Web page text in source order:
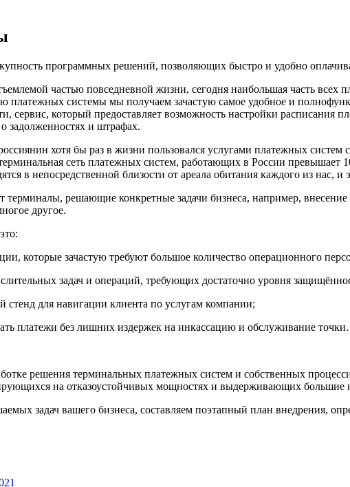
программных решений, позволяющих быстро и удобно
частью повседневной жизни, сегодня наибольшая часть
системы мы получаем зачастую самое удобное и
сервис, который предоставляет возможность настройки
задолженностях и штрафах.
хотя бы раз в жизни пользовался услугами платежных
сеть платежных систем, работающих в России
в непосредственной близости от ареала обитания каждого из нас, и
решающие конкретные задачи бизнеса, например,
другое.
которые зачастую требуют большое количество операционного
задач и операций, требующих достаточно уровня
для навигации клиента по услугам компании;
платежи без лишних издержек на инкассацию и обслуживание точки.
решения терминальных платежных систем и собственных
на отказоустойчивых мощностях и выдерживающих большие
задач вашего бизнеса, составляем поэтапный план внедрения,